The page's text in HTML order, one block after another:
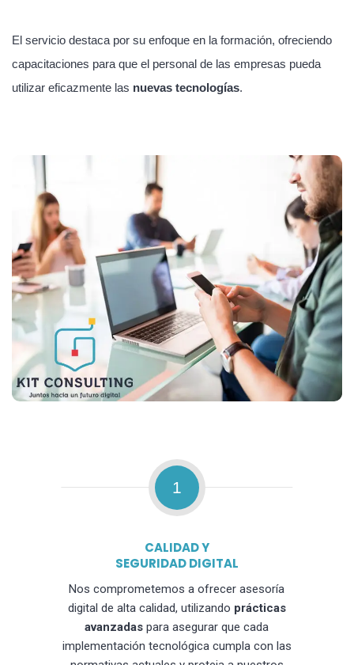
El servicio destaca por su enfoque en la formación, ofreciendo
capacitaciones para que el personal de las empresas pueda
utilizar eficazmente las nuevas tecnologías.
1
CALIDAD Y
SEGURIDAD DIGITAL
Nos comprometemos a ofrecer asesoría
digital de alta calidad, utilizando prácticas
avanzadas para asegurar que cada
implementación tecnológica cumpla con las